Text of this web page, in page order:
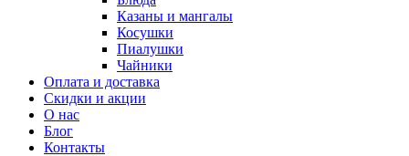
Казаны и мангалы
Косушки
Пиалушки
Чайники
Оплата и доставка
Скидки и акции
О нас
Блог
Контакты